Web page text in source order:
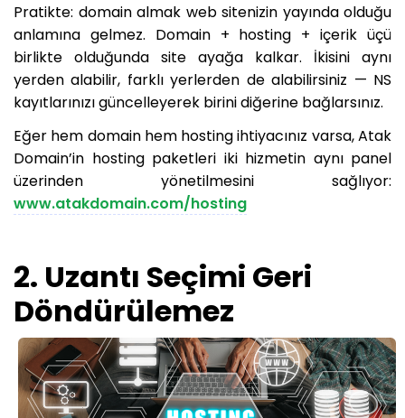
Pratikte: domain almak web sitenizin yayında olduğu
anlamına gelmez. Domain + hosting + içerik üçü
birlikte olduğunda site ayağa kalkar. İkisini aynı
yerden alabilir, farklı yerlerden de alabilirsiniz — NS
kayıtlarınızı güncelleyerek birini diğerine bağlarsınız.
Eğer hem domain hem hosting ihtiyacınız varsa, Atak
Domain’in hosting paketleri iki hizmetin aynı panel
üzerinden yönetilmesini sağlıyor:
www.atakdomain.com/hosting
2. Uzantı Seçimi Geri
Döndürülemez